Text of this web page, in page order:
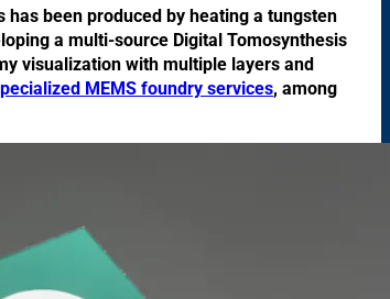
been produced by heating a tungsten
a multi-source Digital Tomosynthesis
visualization with multiple layers and
MEMS foundry services, among